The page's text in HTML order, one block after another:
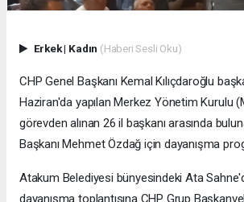
Erkek| Kadın (Haberi Sesli Oku)
CHP Genel Başkanı Kemal Kılıçdaroğlu
Haziran'da yapılan Merkez Yönetim Kurulu
görevden alınan 26 il başkanı arasında
Başkanı Mehmet Özdağ için dayanışma
Atakum Belediyesi bünyesindeki Ata
dayanışma toplantısına CHP Grup